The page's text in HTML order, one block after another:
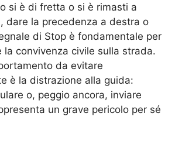
si è di fretta o si è rimasti a
dare la precedenza a destra o
di Stop è fondamentale per
la convivenza civile sulla strada.
da evitare
è la distrazione alla guida:
o, peggio ancora, inviare
un grave pericolo per sé